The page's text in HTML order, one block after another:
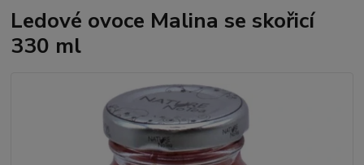
Ledové ovoce Malina se skořicí
330 ml